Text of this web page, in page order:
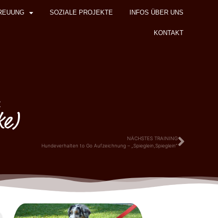
SOZIALE PROJEKTE INFOS ÜBER UNS
KONTAKT
NÄCHSTES TRAINING
Hundeverhalten to Go Aufzeichnung – „Spieglein,Spieglein“